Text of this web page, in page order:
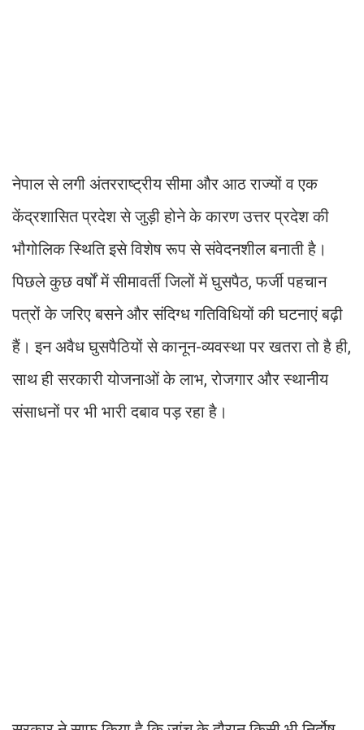
नेपाल से लगी अंतरराष्ट्रीय सीमा और आठ राज्यों व एक
केंद्रशासित प्रदेश से जुड़ी होने के कारण उत्तर प्रदेश की
भौगोलिक स्थिति इसे विशेष रूप से संवेदनशील बनाती है।
पिछले कुछ वर्षों में सीमावर्ती जिलों में घुसपैठ, फर्जी पहचान
पत्रों के जरिए बसने और संदिग्ध गतिविधियों की घटनाएं बढ़ी
हैं। इन अवैध घुसपैठियों से कानून-व्यवस्था पर खतरा तो है ही,
साथ ही सरकारी योजनाओं के लाभ, रोजगार और स्थानीय
संसाधनों पर भी भारी दबाव पड़ रहा है।